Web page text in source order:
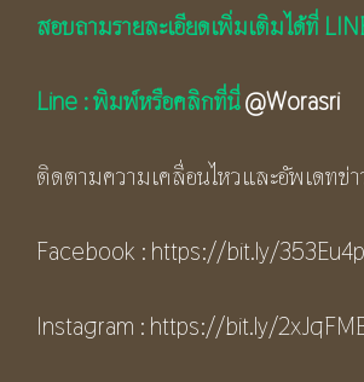
สอบถามรายละเอียดเพิ่มเติมได้ที่
Line : พิมพ์หรือคลิกที่นี่@Worasri
ติดตามความเคลื่อนไหวและอัพเดทข่า
Facebook : https://bit.ly/353Eu4p
Instagram : https://bit.ly/